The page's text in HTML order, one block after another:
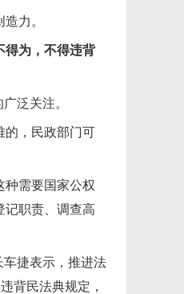
力。
得为，不得违背
泛关注。
的，民政部门可
种需要国家公权
记职责、调查高
捷表示，推进法
背民法典规定，